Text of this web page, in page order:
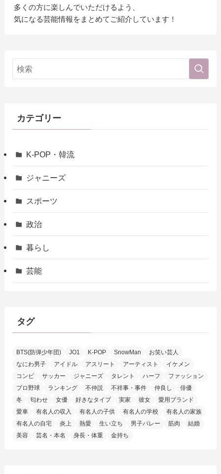
多くの方に楽しんでいただけるよう、
気になる芸能情報をまとめてご紹介しています！
カテゴリー
K-POP・韓流
ジャニーズ
スポーツ
政治
暮らし
芸能
タグ
BTS(防弾少年団) JO1 K-POP SnowMan
お笑い芸人
なにわ男子
アイドル アスリート アーティスト
イケメン
コンビ
サッカー ジャニーズ タレント ハーフ
ファッション
プロ野球
ランキング 不仲説 不祥事・事件 仲良し
俳優
冬
匂わせ 女優 好きなタイプ 実家 彼女
愛用ブランド
愛車
有名人の収入 有名人の子供 有名人の学校
有名人の家族
有名人の自宅
炎上 熱愛 生い立ち 男子バレー 筋肉
結婚
美容
芸名・本名 身長・体重 金持ち